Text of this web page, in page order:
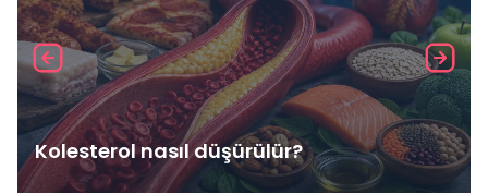
Kolesterol nasıl düşürülür?